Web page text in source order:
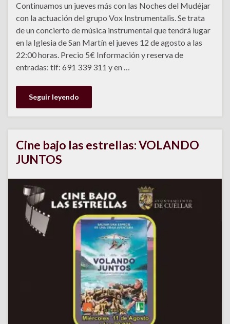
Continuamos un jueves más con las Noches del Mudéjar
con la actuación del grupo Vox Instrumentalis. Se trata
de un concierto de música instrumental que tendrá lugar
en la Iglesia de San Martín el jueves 12 de agosto a las
22:00 horas. Precio 5€ Información y reserva de
entradas: tlf: 691 339 311 y en …
Seguir leyendo
Cine bajo las estrellas: VOLANDO
JUNTOS